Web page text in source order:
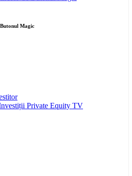
Magic
Private Equity TV